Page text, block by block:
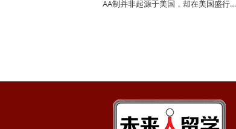
AA制并非起源于美国，却在美国盛行…